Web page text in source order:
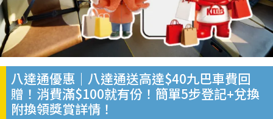
八達通優惠｜八達通送高達$40九巴車費回
贈！消費滿$100就有份！簡單5步登記+兌換
附換領獎賞詳情！